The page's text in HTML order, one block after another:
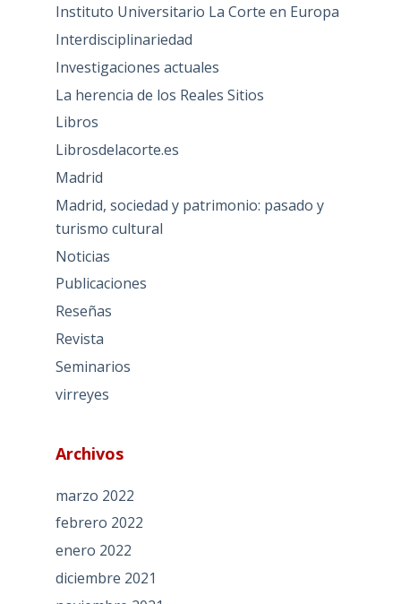
Instituto Universitario La Corte en Europa
Interdisciplinariedad
Investigaciones actuales
La herencia de los Reales Sitios
Libros
Librosdelacorte.es
Madrid
Madrid, sociedad y patrimonio: pasado y
turismo cultural
Noticias
Publicaciones
Reseñas
Revista
Seminarios
virreyes
Archivos
marzo 2022
febrero 2022
enero 2022
diciembre 2021